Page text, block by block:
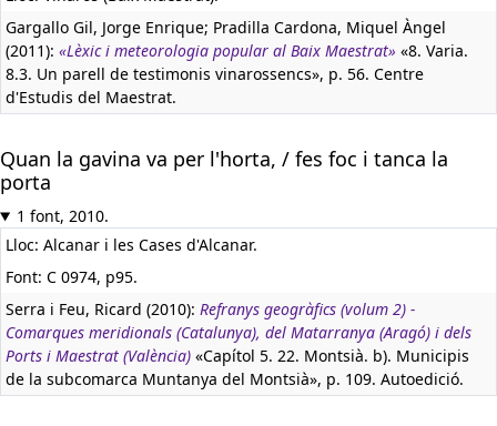
Gargallo Gil, Jorge Enrique; Pradilla Cardona, Miquel Àngel
(2011): «Lèxic i meteorologia popular al Baix Maestrat» «8. Varia.
8.3. Un parell de testimonis vinarossencs», p. 56. Centre
d'Estudis del Maestrat.
Quan la gavina va per l'horta, / fes foc i tanca la
porta
1 font, 2010.
Lloc: Alcanar i les Cases d'Alcanar.
Font: C 0974, p95.
Serra i Feu, Ricard (2010): Refranys geogràfics (volum 2) -
Comarques meridionals (Catalunya), del Matarranya (Aragó) i dels
Ports i Maestrat (València) «Capítol 5. 22. Montsià. b). Municipis
de la subcomarca Muntanya del Montsià», p. 109. Autoedició.